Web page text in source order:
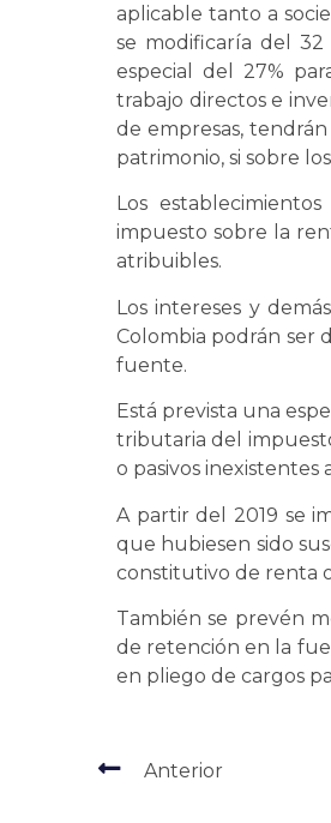
aplicable tanto a
se modificaría del
especial del 27%
trabajo directos e
de empresas,
patrimonio, si sobre
Los
impuesto sobre la
atribuibles.
Los intereses y
Colombia podrán ser
fuente.
Está prevista una
tributaria del
o pasivos inexistentes
A partir del 2019 se
que hubiesen sido
constitutivo de renta
También se prevén
de retención en la
en pliego de cargos
Anterior